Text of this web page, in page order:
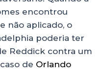
encontrou
não aplicado, o
poderia ter
Reddick contra um
de Orlando